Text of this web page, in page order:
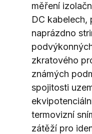
měření
DC kabelech,
naprázdno
zkratového
známých
spojitosti
termovizní
zátěží pro